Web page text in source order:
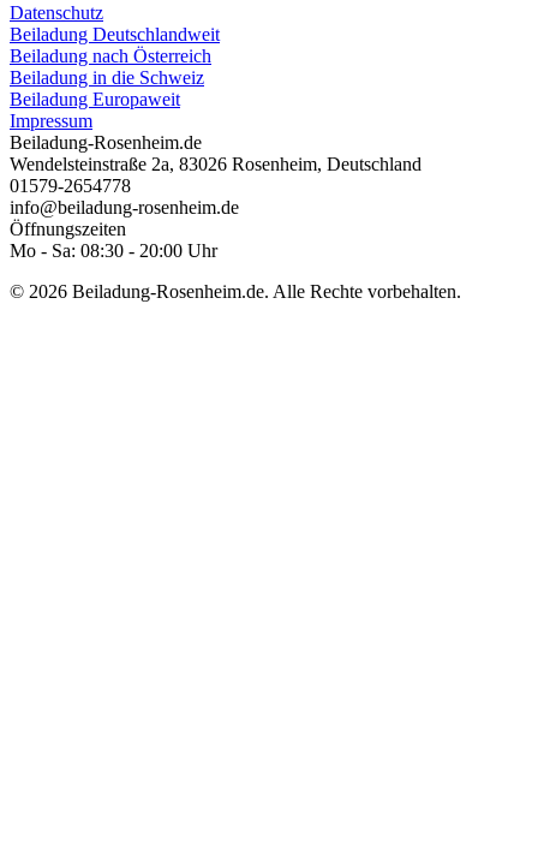
Datenschutz
Beiladung Deutschlandweit
Beiladung nach Österreich
Beiladung in die Schweiz
Beiladung Europaweit
Impressum
Beiladung-Rosenheim.de
Wendelsteinstraße 2a, 83026 Rosenheim, Deutschland
01579-2654778
info@beiladung-rosenheim.de
Öffnungszeiten
Mo - Sa: 08:30 - 20:00 Uhr
© 2026 Beiladung-Rosenheim.de. Alle Rechte vorbehalten.